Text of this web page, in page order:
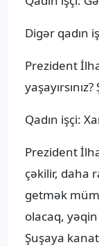
Digər qadın
Prezident
Qadın işçi:
Prezident
çəkilir, daha
getmək
olacaq,
Şuşaya